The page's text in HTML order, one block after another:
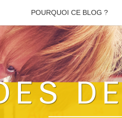
POURQUOI CE BLOG ?